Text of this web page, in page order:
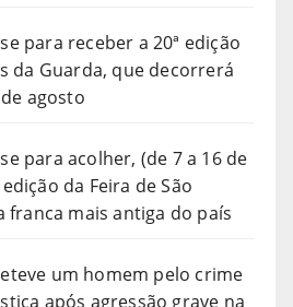
para receber a 20ª edição
da Guarda, que decorrerá
agosto
para acolher, (de 7 a 16 de
da Feira de São
franca mais antiga do país
um homem pelo crime
após agressão grave na